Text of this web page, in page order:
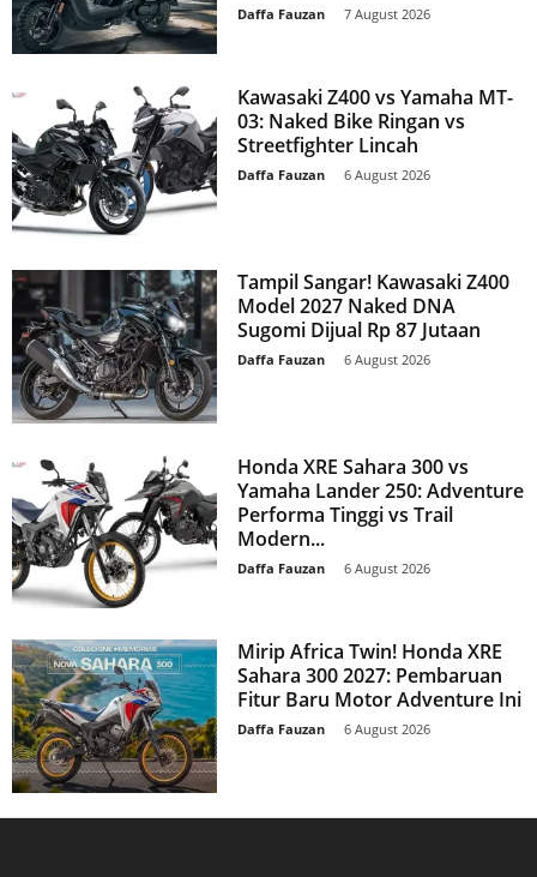
Daffa Fauzan 7 August 2026
Kawasaki Z400 vs Yamaha MT-
03: Naked Bike Ringan vs
Streetfighter Lincah
Daffa Fauzan 6 August 2026
Tampil Sangar! Kawasaki Z400
Model 2027 Naked DNA
Sugomi Dijual Rp 87 Jutaan
Daffa Fauzan 6 August 2026
Honda XRE Sahara 300 vs
Yamaha Lander 250: Adventure
Performa Tinggi vs Trail
Modern...
Daffa Fauzan 6 August 2026
Mirip Africa Twin! Honda XRE
Sahara 300 2027: Pembaruan
Fitur Baru Motor Adventure Ini
Daffa Fauzan 6 August 2026